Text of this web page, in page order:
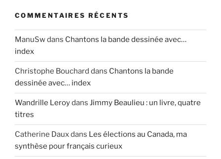
COMMENTAIRES RÉCENTS
ManuSwdans Chantons la bande dessinée avec…
index
Christophe Bouchard dans Chantons la bande
dessinée avec… index
Wandrille Leroydans Jimmy Beaulieu : un livre, quatre
titres
Catherine Dauxdans Les élections au Canada, ma
synthèse pour français curieux